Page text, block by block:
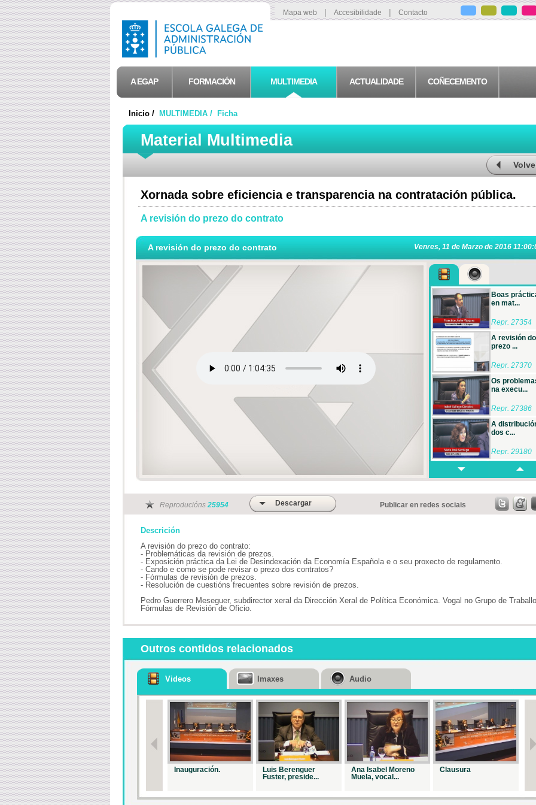
Mapa web | Accesibilidade | Contacto
A EGAP FORMACIÓN MULTIMEDIA ACTUALIDADE COÑECEMENTO
Inicio / MULTIMEDIA / Ficha
Material Multimedia
Xornada sobre eficiencia e transparencia na contratación pública.
A revisión do prezo do contrato
A revisión do prezo do contrato Venres, 11 de Marzo de 2016
Boas
en mat...
Repr. 27354
A revisión do
prezo ...
Repr. 27370
Os
na execu...
Repr. 27386
A
dos c...
Repr. 29180
Xornada
Repr. 26850
Reproducións 25954 Descargar Publicar en redes sociais
Descrición
A revisión do prezo do contrato:
- Problemáticas da revisión de prezos.
- Exposición práctica da Lei de Desindexación da Economía Española e o seu proxecto de regulamento.
- Cando e como se pode revisar o prezo dos contratos?
- Fórmulas de revisión de prezos.
- Resolución de cuestións frecuentes sobre revisión de prezos.
Pedro Guerrero Meseguer, subdirector xeral da Dirección Xeral de Política Económica. Vogal no Grupo de
Fórmulas de Revisión de Oficio.
Outros contidos relacionados
Videos
Inauguración.
Luis Berenguer
Fuster, preside...
Ana Isabel Moreno
Muela, vocal...
Clausura
Imaxes Audio